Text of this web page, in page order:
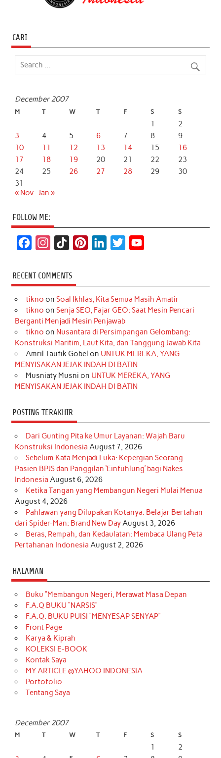
CARI
December 2007
M T W T F S S
1
2
3
4 5 6 7 8
9
10
11 12 13 14 15
16
17
18 19 20 21 22
23
24
25 26 27 28 29
30
31
« Nov Jan »
FOLLOW ME:
c
e
b
o
k
s
t
a
r
a
m
k
T
o
k
t
e
r
e
s
t
k
e
d
I
n
t
t
r
T
u
e
RECENT COMMENTS
tikno on Soal Ikhlas, Kita Semua Masih Amatir
tikno on Senja SEO, Fajar GEO: Saat Mesin Pencari
Berganti Menjadi Mesin Penjawab
tikno on Nusantara di Persimpangan Gelombang:
Konstruksi Maritim, Laut Kita, dan Tanggung Jawab Kita
Amril Taufik Gobel on UNTUK MEREKA, YANG
MENYISAKAN JEJAK INDAH DI BATIN
Musniaty Musni on UNTUK MEREKA, YANG
MENYISAKAN JEJAK INDAH DI BATIN
POSTING TERAKHIR
Dari Gunting Pita ke Umur Layanan: Wajah Baru
Konstruksi Indonesia August 7, 2026
Sebelum Kata Menjadi Luka: Kepergian Seorang
Pasien BPJS dan Panggilan ‘Einfühlung’ bagi Nakes
Indonesia August 6, 2026
Ketika Tangan yang Membangun Negeri Mulai Menua
August 4, 2026
Pahlawan yang Dilupakan Kotanya: Belajar Bertahan
dari Spider-Man: Brand New DayAugust 3, 2026
Beras, Rempah, dan Kedaulatan: Membaca Ulang Peta
Pertahanan Indonesia August 2, 2026
HALAMAN
Buku “Membangun Negeri, Merawat Masa Depan
F.A.Q BUKU “NARSIS”
F.A.Q. BUKU PUISI “MENYESAP SENYAP”
Front Page
Karya & Kiprah
KOLEKSI E-BOOK
Kontak Saya
MY ARTICLE @YAHOO INDONESIA
Portofolio
Tentang Saya
December 2007
M T W T F S S
1
2